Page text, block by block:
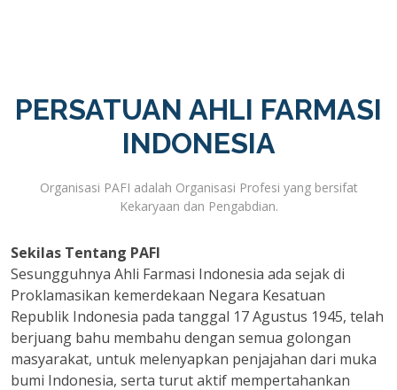
PERSATUAN AHLI FARMASI
INDONESIA
Organisasi PAFI adalah Organisasi Profesi yang bersifat
Kekaryaan dan Pengabdian.
Sekilas Tentang PAFI
Sesungguhnya Ahli Farmasi Indonesia ada sejak di
Proklamasikan kemerdekaan Negara Kesatuan
Republik Indonesia pada tanggal 17 Agustus 1945, telah
berjuang bahu membahu dengan semua golongan
masyarakat, untuk melenyapkan penjajahan dari muka
bumi Indonesia, serta turut aktif mempertahankan